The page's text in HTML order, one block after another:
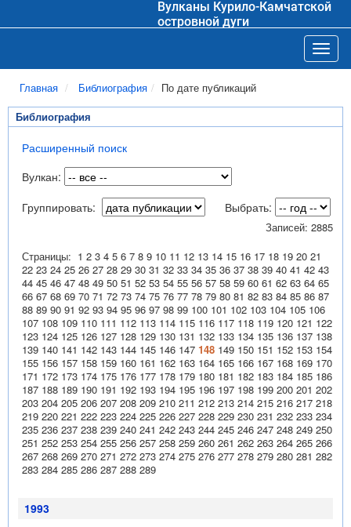
Вулканы Курило-Камчатской
островной дуги
Главная Библиография По дате публикаций
Библиография
Расширенный поиск
Вулкан:
Группировать:
Выбрать:
Записей: 2885
Страницы: 1 2 3 4 5 6 7 8 9 10 11 12 13 14 15 16 17 18 19 20 21
22 23 24 25 26 27 28 29 30 31 32 33 34 35 36 37 38 39 40 41 42 43
44 45 46 47 48 49 50 51 52 53 54 55 56 57 58 59 60 61 62 63 64 65
66 67 68 69 70 71 72 73 74 75 76 77 78 79 80 81 82 83 84 85 86 87
88 89 90 91 92 93 94 95 96 97 98 99 100 101 102 103 104 105 106
107 108 109 110 111 112 113 114 115 116 117 118 119 120 121 122
123 124 125 126 127 128 129 130 131 132 133 134 135 136 137 138
139 140 141 142 143 144 145 146 147 148 149 150 151 152 153 154
155 156 157 158 159 160 161 162 163 164 165 166 167 168 169 170
171 172 173 174 175 176 177 178 179 180 181 182 183 184 185 186
187 188 189 190 191 192 193 194 195 196 197 198 199 200 201 202
203 204 205 206 207 208 209 210 211 212 213 214 215 216 217 218
219 220 221 222 223 224 225 226 227 228 229 230 231 232 233 234
235 236 237 238 239 240 241 242 243 244 245 246 247 248 249 250
251 252 253 254 255 256 257 258 259 260 261 262 263 264 265 266
267 268 269 270 271 272 273 274 275 276 277 278 279 280 281 282
283 284 285 286 287 288 289
1993